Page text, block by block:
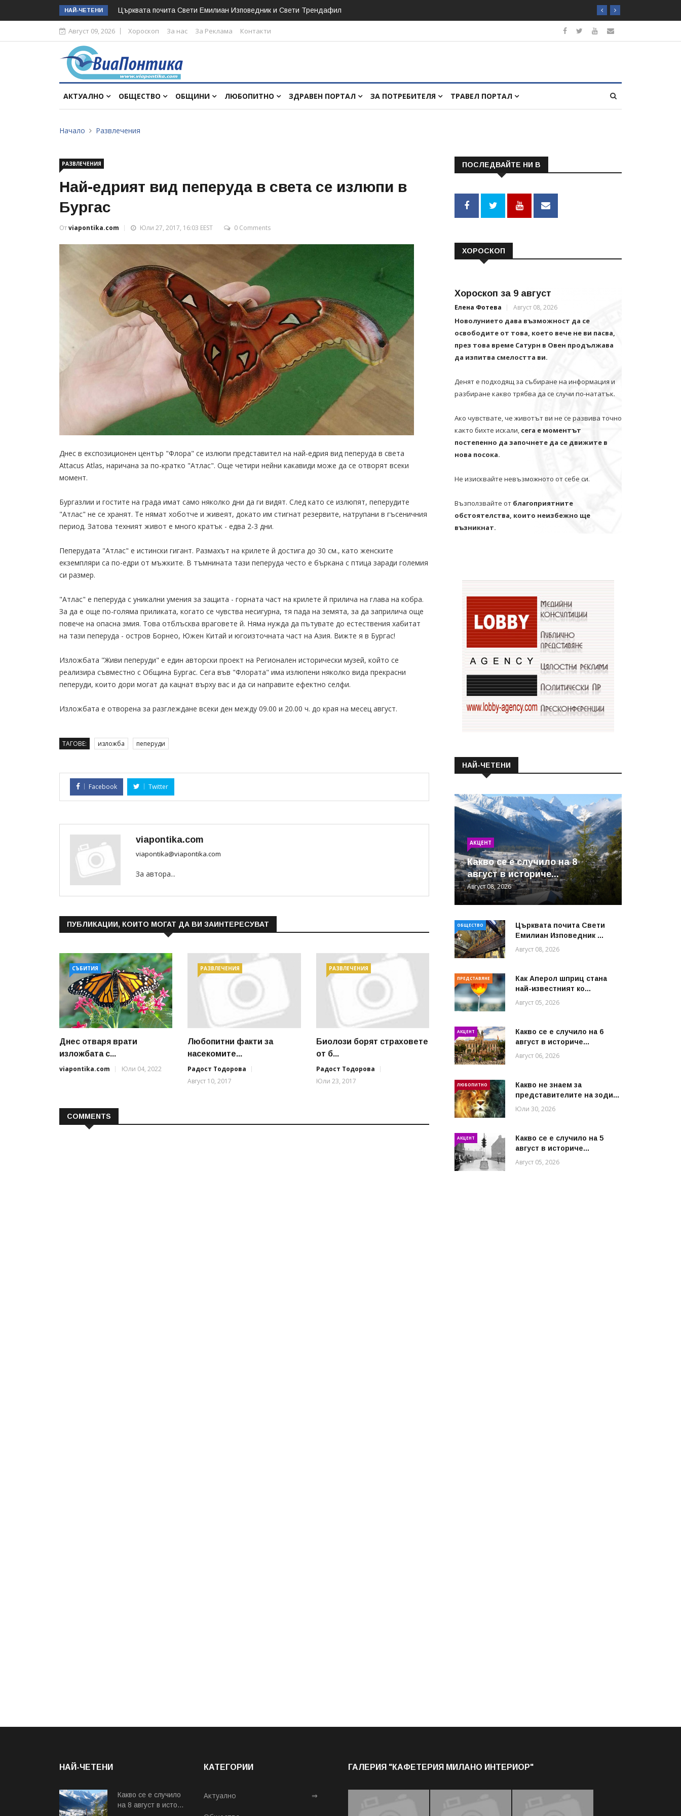
НАЙ-ЧЕТЕНИ Църквата почита Свeти Емилиан Изповедник и Свети Трендафил
Август 09, 2026 Хороскоп За нас За Реклама Контакти
АКТУАЛНО ОБЩЕСТВО ОБЩИНИ ЛЮБОПИТНО ЗДРАВЕН ПОРТАЛ ЗА ПОТРЕБИТЕЛЯ ТРАВЕЛ ПОРТАЛ
Начало Развлечения
РАЗВЛЕЧЕНИЯ
Най-едрият вид пеперуда в света се излюпи в
Бургас
Отviapontika.com Юли 27, 2017, 16:03 EEST 0 Comments
Днес в експозиционен център "Флора" се излюпи представител на най-едрия вид пеперуда в света
Attacus Atlas, наричана за по-кратко "Атлас". Още четири нейни какавиди може да се отворят всеки
момент.
Бургазлии и гостите на града имат само няколко дни да ги видят. След като се излюпят, пеперудите
"Атлас" не се хранят. Те нямат хоботче и живеят, докато им стигнат резервите, натрупани в гъсеничния
период. Затова техният живот е много кратък - едва 2-3 дни.
Пеперудата "Атлас" е истински гигант. Размахът на крилете й достига до 30 см., като женските
екземпляри са по-едри от мъжките. В тъмнината тази пеперуда често е бъркана с птица заради големия
си размер.
"Атлас" е пеперуда с уникални умения за защита - горната част на крилете й прилича на глава на кобра.
За да е още по-голяма приликата, когато се чувства несигурна, тя пада на земята, за да заприлича още
повече на опасна змия. Това отблъсква враговете й. Няма нужда да пътувате до естествения хабитат
на тази пеперуда - остров Борнео, Южен Китай и югоизточната част на Азия. Вижте я в Бургас!
Изложбата "Живи пеперуди" е един авторски проект на Регионален исторически музей, който се
реализира съвместно с Община Бургас. Сега във "Флората" има излюпени няколко вида прекрасни
пеперуди, които дори могат да кацнат върху вас и да си направите ефектно селфи.
Изложбата е отворена за разглеждане всеки ден между 09.00 и 20.00 ч. до края на месец август.
ТАГОВЕ: изложба пеперуди
Facebook Twitter
viapontika.com
viapontika@viapontika.com
За автора...
ПУБЛИКАЦИИ, КОИТО МОГАТ ДА ВИ ЗАИНТЕРЕСУВАТ
СЪБИТИЯ
Днес отваря врати
изложбата с...
viapontika.com
Юли 04, 2022
РАЗВЛЕЧЕНИЯ
Любопитни факти за
насекомите...
Радост Тодорова
Август 10, 2017
РАЗВЛЕЧЕНИЯ
Биолози борят страховете
от б...
Радост Тодорова
Юли 23, 2017
COMMENTS
ПОСЛЕДВАЙТЕ НИ В
ХОРОСКОП
Хороскоп за 9 август
Елена Фотева Август 08, 2026
Новолунието дава възможност да се
освободите от това, което вече не ви пасва,
през това време Сатурн в Овен продължава
да изпитва смелостта ви.
Денят е подходящ за събиране на информация и
разбиране какво трябва да се случи по-нататък.
Ако чувствате, че животът ви не се развива точно
както бихте искали, сега е моментът
постепенно да започнете да се движите в
нова посока.
Не изисквайте невъзможното от себе си.
Възползвайте от благоприятните
обстоятелства, които неизбежно ще
възникнат.
НАЙ-ЧЕТЕНИ
АКЦЕНТ
Какво се е случило на 8
август в историче...
Август 08, 2026
ОБЩЕСТВО
Църквата почита Свeти
Емилиан Изповедник ...
Август 08, 2026
ПРЕДСТАВЯНЕ
Как Аперол шприц стана
най-известният ко...
Август 05, 2026
АКЦЕНТ
Какво се е случило на 6
август в историче...
Август 06, 2026
ЛЮБОПИТНО
Какво не знаем за
представителите на зоди...
Юли 30, 2026
АКЦЕНТ
Какво се е случило на 5
август в историче...
Август 05, 2026
НАЙ-ЧЕТЕНИ
Какво се е случило
на 8 август в исто...
КАТЕГОРИИ
Актуално ⇒
ГАЛЕРИЯ "КАФЕТЕРИЯ МИЛАНО ИНТЕРИОР"